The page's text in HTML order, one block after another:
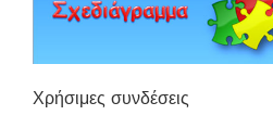
Χρήσιμες συνδέσεις